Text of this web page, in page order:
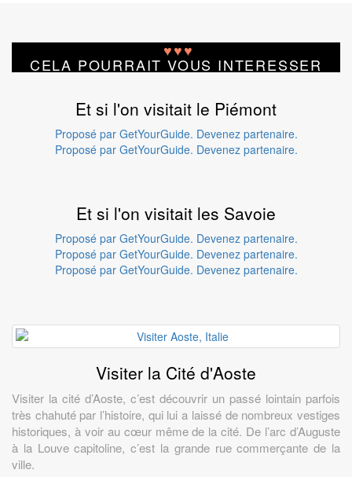
♥♥♥
CELA POURRAIT VOUS INTERESSER
Et si l'on visitait le Piémont
Proposé par GetYourGuide. Devenez partenaire.
Proposé par GetYourGuide. Devenez partenaire.
Et si l'on visitait les Savoie
Proposé par GetYourGuide. Devenez partenaire.
Proposé par GetYourGuide. Devenez partenaire.
Proposé par GetYourGuide. Devenez partenaire.
Visiter la Cité d'Aoste
Visiter la cité d’Aoste, c’est découvrir un passé lointain parfois
très chahuté par l’histoire, qui lui a laissé de nombreux vestiges
historiques, à voir au cœur même de la cité. De l’arc d’Auguste
à la Louve capitoline, c’est la grande rue commerçante de la
ville.